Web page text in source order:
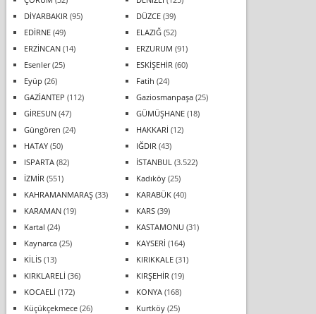
DİYARBAKIR (95) DÜZCE(39)
EDİRNE(49) ELAZIĞ(52)
ERZİNCAN(14) ERZURUM (91)
Esenler(25) ESKİŞEHİR (60)
Eyüp (26) Fatih (24)
GAZİANTEP (112) Gaziosmanpaşa(25)
GİRESUN(47) GÜMÜŞHANE(18)
Güngören (24) HAKKARİ (12)
HATAY(50) IĞDIR (43)
ISPARTA(82) İSTANBUL (3.522)
İZMİR (551) Kadıköy(25)
KAHRAMANMARAŞ(33) KARABÜK(40)
KARAMAN(19) KARS(39)
Kartal (24) KASTAMONU (31)
Kaynarca(25) KAYSERİ (164)
KİLİS(13) KIRIKKALE(31)
KIRKLARELİ (36) KIRŞEHİR (19)
KOCAELİ (172) KONYA(168)
Küçükçekmece(26) Kurtköy(25)